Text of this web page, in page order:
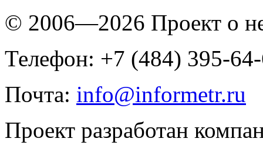
© 2006—2026 Проект о
Телефон: +7 (484) 395-
Почта: info@informetr.ru
Проект разработан